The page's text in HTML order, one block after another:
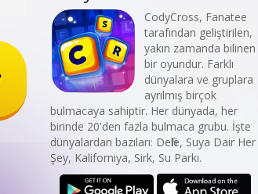
CodyCross, Fanatee
tarafından geliştirilen,
yakın zamanda bilinen
bir oyundur. Farklı
dünyalara ve gruplara
ayrılmış birçok
bulmacaya sahiptir. Her dünyada, her
birinde 20'den fazla bulmaca grubu. İşte
dünyalardan bazıları: Defile, Suya Dair Her
Şey, Kaliforniya, Sirk, Su Parkı.